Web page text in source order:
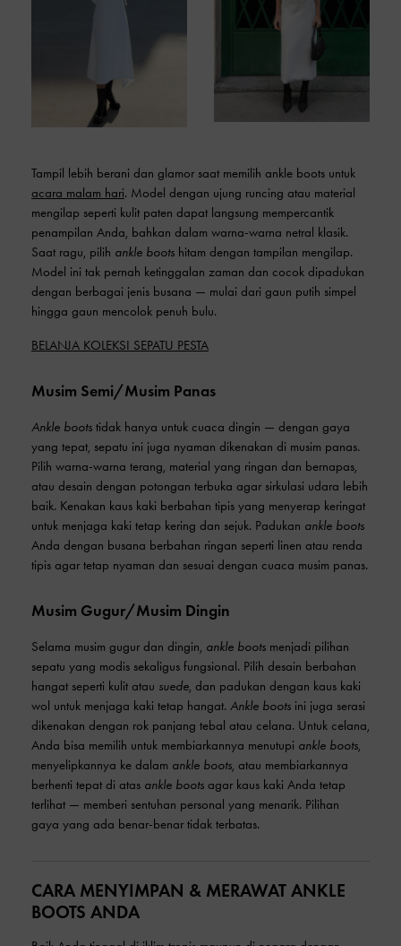
Tampil lebih berani dan glamor saat memilih ankle boots untuk
acara malam hari. Model dengan ujung runcing atau material
mengilap seperti kulit paten dapat langsung mempercantik
penampilan Anda, bahkan dalam warna-warna netral klasik.
Saat ragu, pilih ankle boots hitam dengan tampilan mengilap.
Model ini tak pernah ketinggalan zaman dan cocok dipadukan
dengan berbagai jenis busana — mulai dari gaun putih simpel
hingga gaun mencolok penuh bulu.
BELANJA KOLEKSI SEPATU PESTA
Musim Semi/Musim Panas
Ankle boots tidak hanya untuk cuaca dingin — dengan gaya
yang tepat, sepatu ini juga nyaman dikenakan di musim panas.
Pilih warna-warna terang, material yang ringan dan bernapas,
atau desain dengan potongan terbuka agar sirkulasi udara lebih
baik. Kenakan kaus kaki berbahan tipis yang menyerap keringat
untuk menjaga kaki tetap kering dan sejuk. Padukan ankle boots
Anda dengan busana berbahan ringan seperti linen atau renda
tipis agar tetap nyaman dan sesuai dengan cuaca musim panas.
Musim Gugur/Musim Dingin
Selama musim gugur dan dingin, ankle boots menjadi pilihan
sepatu yang modis sekaligus fungsional. Pilih desain berbahan
hangat seperti kulit atau suede, dan padukan dengan kaus kaki
wol untuk menjaga kaki tetap hangat. Ankle boots ini juga serasi
dikenakan dengan rok panjang tebal atau celana. Untuk celana,
Anda bisa memilih untuk membiarkannya menutupi ankle boots,
menyelipkannya ke dalam ankle boots, atau membiarkannya
berhenti tepat di atas ankle boots agar kaus kaki Anda tetap
terlihat — memberi sentuhan personal yang menarik. Pilihan
gaya yang ada benar-benar tidak terbatas.
CARA MENYIMPAN & MERAWAT ANKLE
BOOTS ANDA